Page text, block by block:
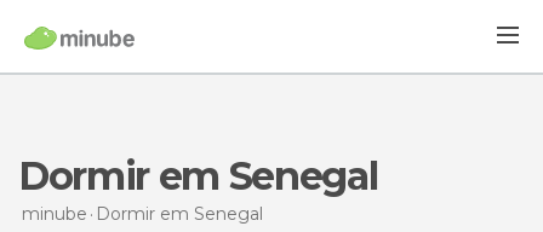
Dormir em Senegal
minube Dormir em Senegal